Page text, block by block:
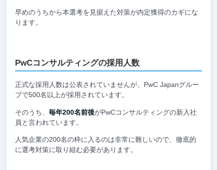
早めのうちから本選考を見据えた対策が内定獲得のカギにな
ります。
PwCコンサルティングの採用人数
正式な採用人数は公表されていませんが、PwC Japanグルー
プで500名以上が採用されています。
そのうち、 毎年200名前後がPwCコンサルティングの新入社
員と言われています。
人気企業の200名の枠に入るのは非常に難しいので、徹底的
に選考対策に取り組む必要があります。